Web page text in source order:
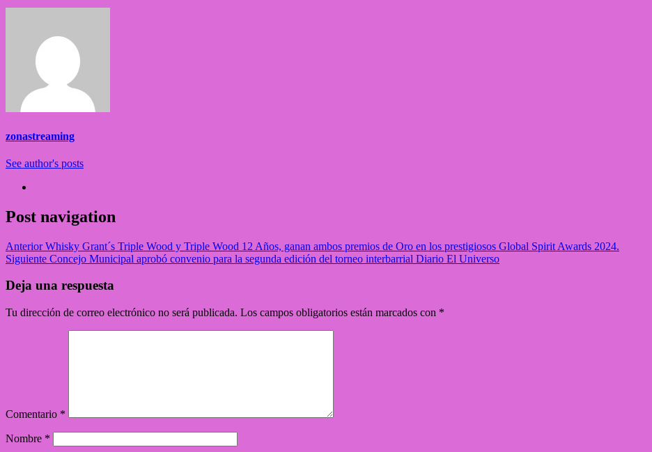
zonastreaming
See author's posts
Post navigation
AnteriorWhisky Grant´s Triple Wood y Triple Wood 12 Años, ganan ambos premios de Oro en los prestigiosos Global Spirit Awards 2024.
Siguiente Concejo Municipal aprobó convenio para la segunda edición del torneo interbarrial Diario El Universo
Deja una respuesta
Tu dirección de correo electrónico no será publicada. Los campos obligatorios están marcados con *
Comentario *
Nombre *